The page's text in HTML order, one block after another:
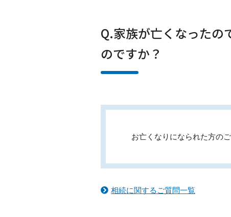
Q.家族が亡くなったの
のですか？
お亡くなりになられた方の
相続に関するご質問一覧